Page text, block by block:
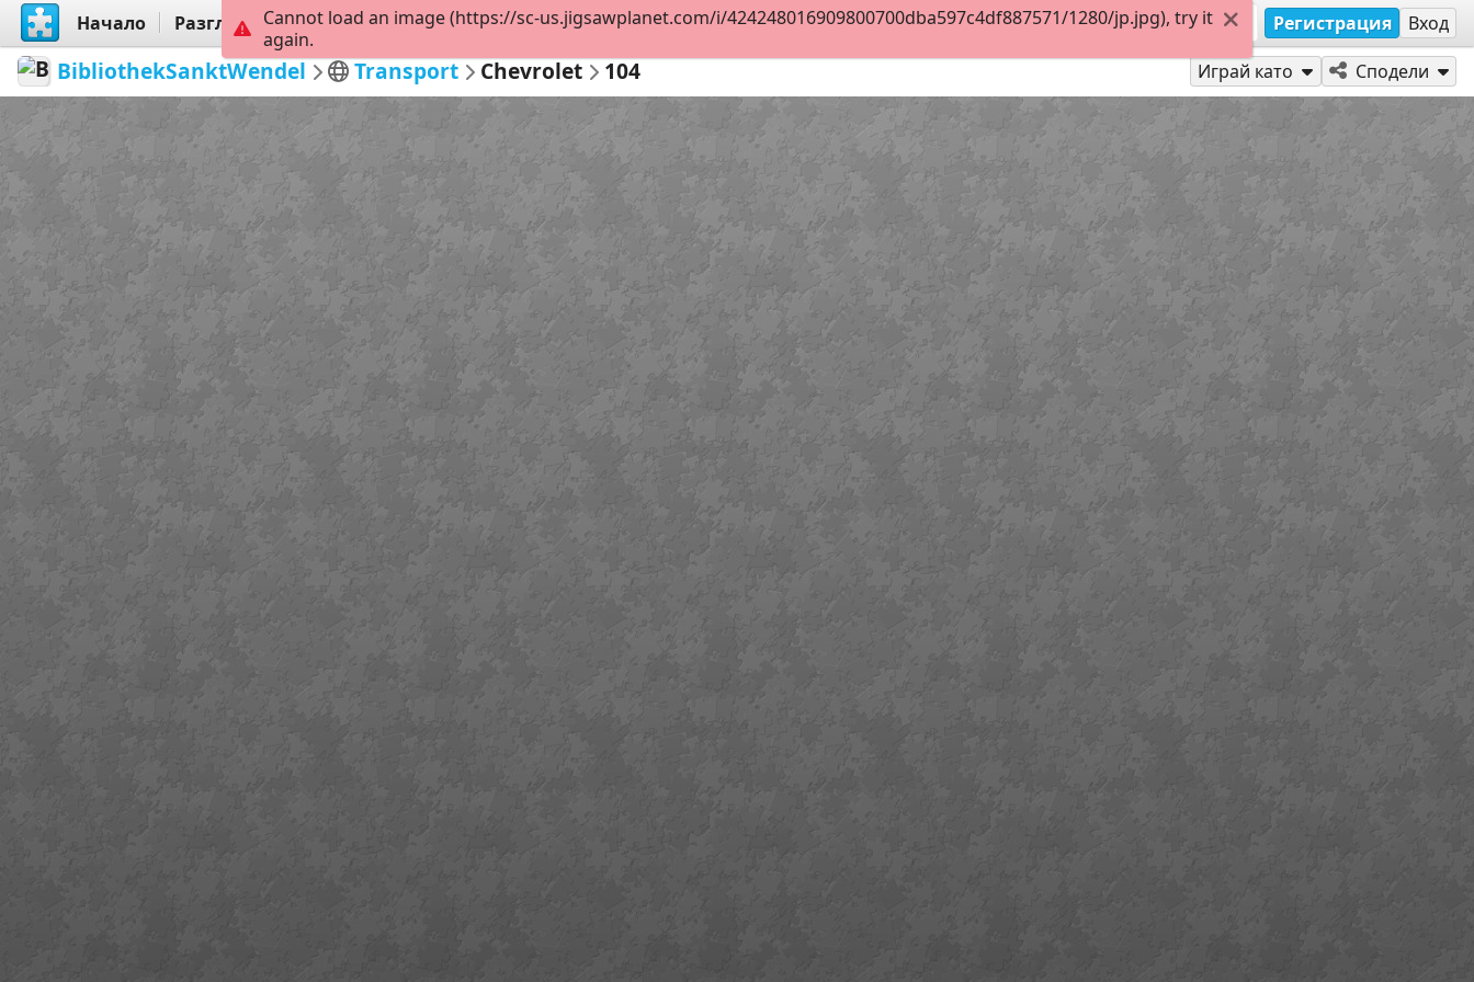
Начало Разгледай Създай Регистрация Вход
BibliothekSanktWendel Transport Chevrolet 104 Играй като Сподели
Cannot load an image (https://sc-us.jigsawplanet.com/i/424248016909800700dba597c4df887571/1280/jp.jpg), try it
again.